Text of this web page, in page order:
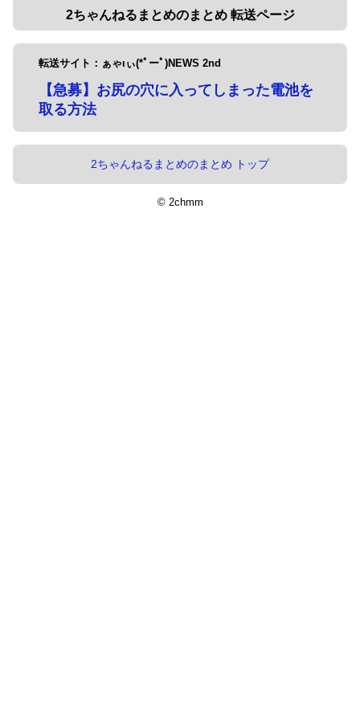
2ちゃんねるまとめのまとめ 転送ページ
転送サイト：ぁゃιぃ(*ﾟーﾟ)NEWS 2nd
【急募】お尻の穴に入ってしまった電池を
取る方法
2ちゃんねるまとめのまとめ トップ
© 2chmm